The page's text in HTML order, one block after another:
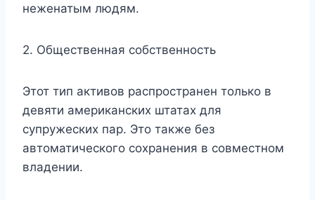
неженатым людям.
2. Общественная собственность
Этот тип активов распространен только в
девяти американских штатах для
супружеских пар. Это также без
автоматического сохранения в совместном
владении.